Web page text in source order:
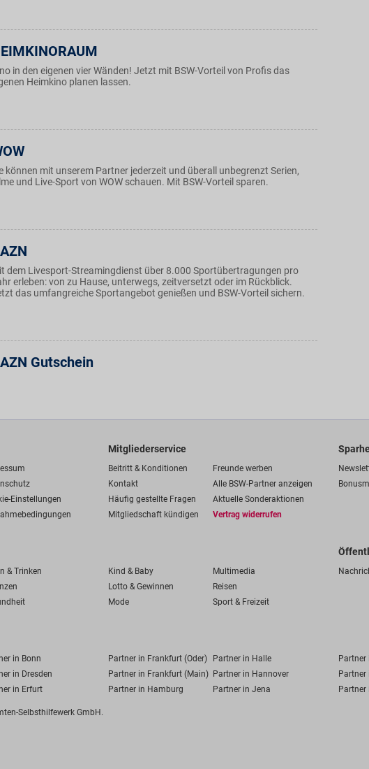
in den eigenen vier Wänden! Jetzt mit BSW-Vorteil von Profis das
Heimkino planen lassen.
können mit unserem Partner jederzeit und überall unbegrenzt Serien,
und Live-Sport von WOW schauen. Mit BSW-Vorteil sparen.
dem Livesport-Streamingdienst über 8.000 Sportübertragungen pro
erleben: von zu Hause, unterwegs, zeitversetzt oder im Rückblick.
das umfangreiche Sportangebot genießen und BSW-Vorteil sichern.
Gutschein
Einstellungen
Mitgliederservice
Beitritt & Konditionen
Freunde werben
Kontakt
Alle BSW-Partner anzeigen
Häufig gestellte Fragen
Aktuelle Sonderaktionen
Mitgliedschaft kündigen
Vertrag widerrufen
& Trinken Kind & Baby
Multimedia
Lotto & Gewinnen
Reisen
Mode Sport & Freizeit
in Bonn Partner in Frankfurt (Oder) Partner in Halle
Partner
in Dresden Partner in Frankfurt (Main) Partner in Hannover
Partner
in Erfurt Partner in Hamburg Partner in Jena Partner
Selbsthilfewerk GmbH.